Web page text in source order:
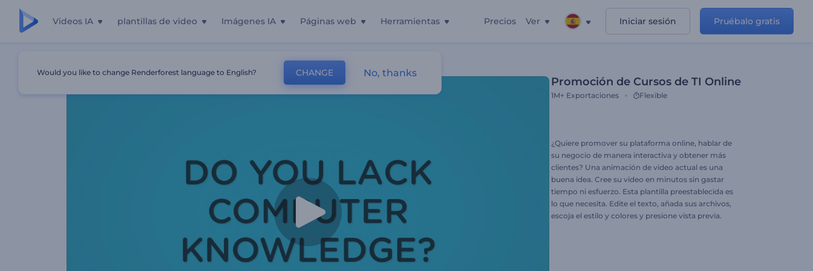
Videos IA plantillas de video Imágenes IA Páginas web Herramientas Precios Ver Iniciar sesión Pruébalo gratis
Promoción de Cursos de TI Online
1M+ Exportaciones Flexible
¿Quiere promover su plataforma online, hablar de
su negocio de manera interactiva y obtener más
clientes? Una animación de video actual es una
buena idea. Cree su video en minutos sin gastar
tiempo ni esfuerzo. Esta plantilla preestablecida es
lo que necesita. Edite el texto, añada sus archivos,
escoja el estilo y colores y presione vista previa.
Would you like to change Renderforest language to English? CHANGE No, thanks